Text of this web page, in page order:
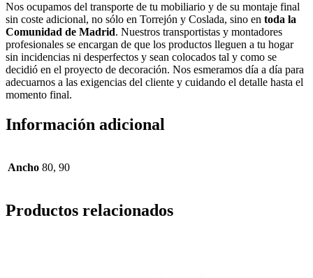
Nos ocupamos del transporte de tu mobiliario y de su montaje final
sin coste adicional, no sólo en Torrejón y Coslada, sino en toda la
Comunidad de Madrid. Nuestros transportistas y montadores
profesionales se encargan de que los productos lleguen a tu hogar
sin incidencias ni desperfectos y sean colocados tal y como se
decidió en el proyecto de decoración. Nos esmeramos día a día para
adecuarnos a las exigencias del cliente y cuidando el detalle hasta el
momento final.
Información adicional
Ancho 80, 90
Productos relacionados